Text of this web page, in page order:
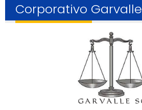
Corporativo Garvalle